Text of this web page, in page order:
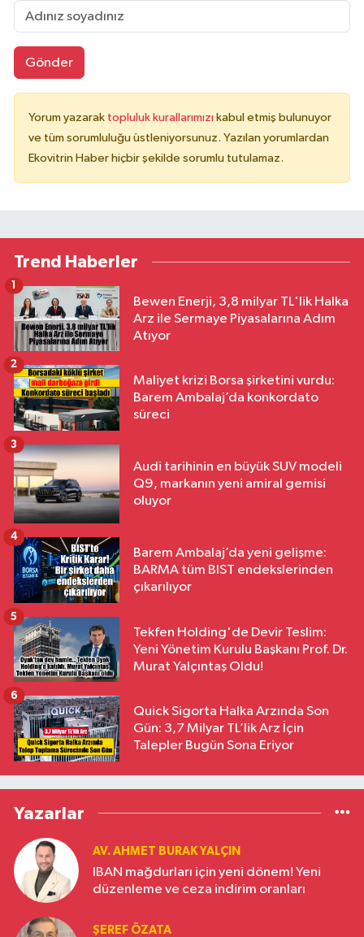
Gönder
Yorum yazarak topluluk kurallarımızı kabul etmiş bulunuyor
ve tüm sorumluluğu üstleniyorsunuz. Yazılan yorumlardan
Ekovitrin Haber hiçbir şekilde sorumlu tutulamaz.
Trend Haberler
Bewen Enerji, 3,8 milyar TL'lik Halka
Arz ile Sermaye Piyasalarına Adım
Atıyor
1
Maliyet krizi Borsa şirketini vurdu:
Barem Ambalaj’da konkordato
süreci
2
Audi tarihinin en büyük SUV modeli
Q9, markanın yeni amiral gemisi
oluyor
3
Barem Ambalaj’da yeni gelişme:
BARMA tüm BIST endekslerinden
çıkarılıyor
4
Tekfen Holding'de Devir Teslim:
Yeni Yönetim Kurulu Başkanı Prof. Dr.
Murat Yalçıntaş Oldu!
5
Quick Sigorta Halka Arzında Son
Gün: 3,7 Milyar TL’lik Arz İçin
Talepler Bugün Sona Eriyor
6
Yazarlar
AV. AHMET BURAK YALÇIN
IBAN mağdurları için yeni dönem! Yeni
düzenleme ve ceza indirim oranları
ŞEREF ÖZATA